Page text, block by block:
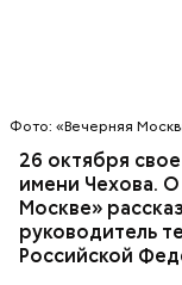
Фото: «Вечерняя
26 октября
имени Чехова.
Москве»
руководитель
Российской
Современный
Партер,
горы. В Партере
концерты,
зимой заливают
«ВМ» вTelegram-
«ВКонтакте»